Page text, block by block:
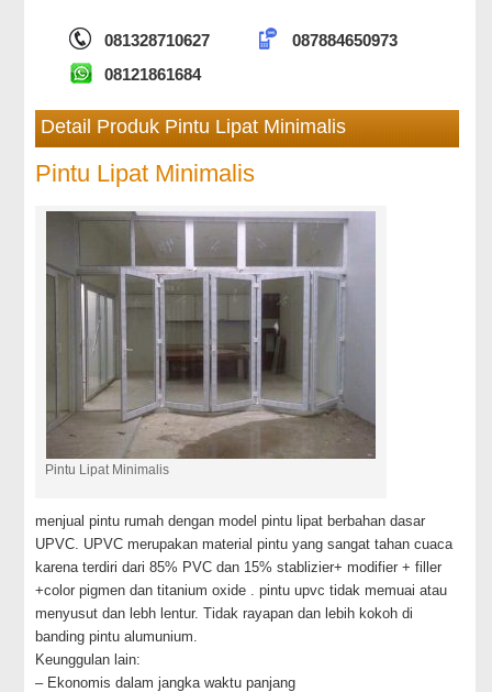
081328710627
087884650973
08121861684
Detail Produk Pintu Lipat Minimalis
Pintu Lipat Minimalis
Pintu Lipat Minimalis
menjual pintu rumah dengan model pintu lipat berbahan dasar
UPVC. UPVC merupakan material pintu yang sangat tahan cuaca
karena terdiri dari 85% PVC dan 15% stablizier+ modifier + filler
+color pigmen dan titanium oxide . pintu upvc tidak memuai atau
menyusut dan lebh lentur. Tidak rayapan dan lebih kokoh di
banding pintu alumunium.
Keunggulan lain:
– Ekonomis dalam jangka waktu panjang